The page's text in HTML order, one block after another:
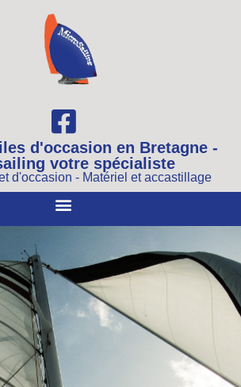
d'occasion en Bretagne -
votre spécialiste
d'occasion - Matériel et accastillage